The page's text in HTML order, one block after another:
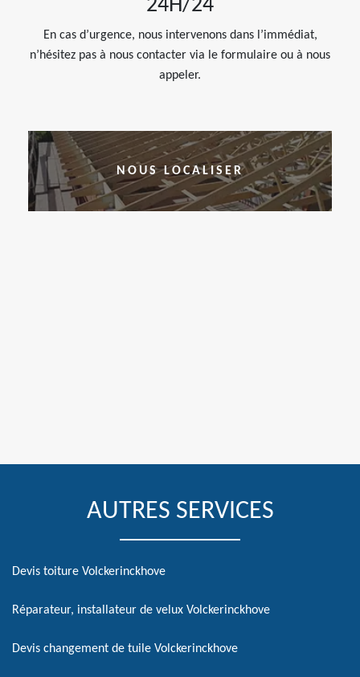
24H/24
En cas d’urgence, nous intervenons dans l’immédiat,
n’hésitez pas à nous contacter via le formulaire ou à nous
appeler.
NOUS LOCALISER
AUTRES SERVICES
Devis toiture Volckerinckhove
Réparateur, installateur de velux Volckerinckhove
Devis changement de tuile Volckerinckhove